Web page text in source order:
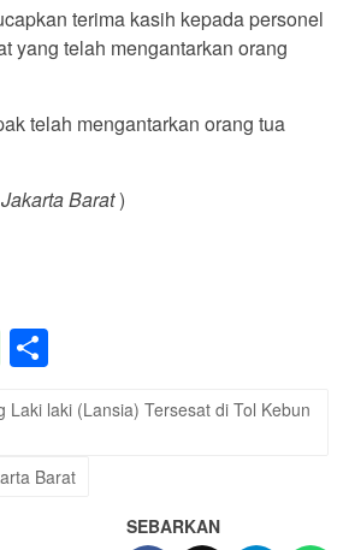
terima kasih kepada personel
yang telah mengantarkan orang
telah mengantarkan orang tua
Barat)
WhatsApp
Laki laki (Lansia) Tersesat di Tol Kebun
Barat
SEBARKAN